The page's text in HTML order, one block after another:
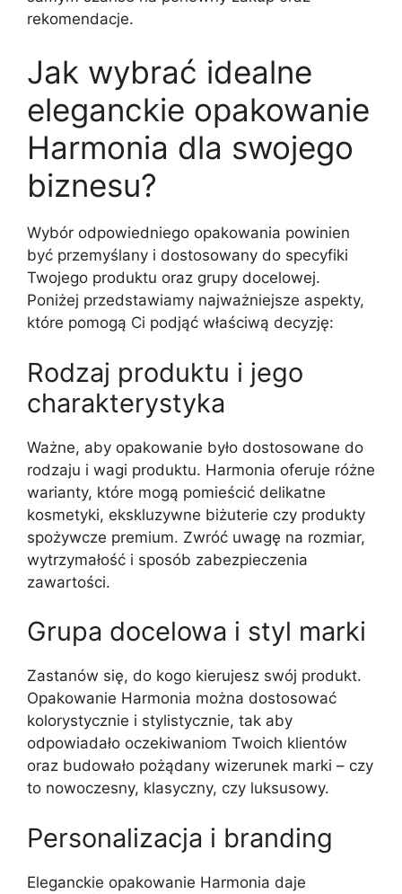
rekomendacje.
Jak wybrać idealne
eleganckie opakowanie
Harmonia dla swojego
biznesu?
Wybór odpowiedniego opakowania powinien
być przemyślany i dostosowany do specyfiki
Twojego produktu oraz grupy docelowej.
Poniżej przedstawiamy najważniejsze aspekty,
które pomogą Ci podjąć właściwą decyzję:
Rodzaj produktu i jego
charakterystyka
Ważne, aby opakowanie było dostosowane do
rodzaju i wagi produktu. Harmonia oferuje różne
warianty, które mogą pomieścić delikatne
kosmetyki, ekskluzywne biżuterie czy produkty
spożywcze premium. Zwróć uwagę na rozmiar,
wytrzymałość i sposób zabezpieczenia
zawartości.
Grupa docelowa i styl marki
Zastanów się, do kogo kierujesz swój produkt.
Opakowanie Harmonia można dostosować
kolorystycznie i stylistycznie, tak aby
odpowiadało oczekiwaniom Twoich klientów
oraz budowało pożądany wizerunek marki – czy
to nowoczesny, klasyczny, czy luksusowy.
Personalizacja i branding
Eleganckie opakowanie Harmonia daje